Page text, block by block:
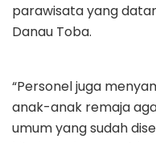
parawisata yang
Danau Toba.
“Personel juga
anak-anak remaja
umum yang sudah